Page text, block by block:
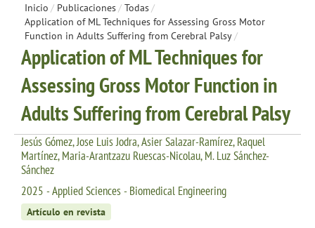
Inicio / Publicaciones/ Todas/
Application of ML Techniques for Assessing Gross Motor
Function in Adults Suffering from Cerebral Palsy/
Application of ML Techniques for
Assessing Gross Motor Function in
Adults Suffering from Cerebral Palsy
Jesús Gómez, Jose Luis Jodra, Asier Salazar-Ramírez, Raquel
Martínez, Maria-Arantzazu Ruescas-Nicolau, M. Luz Sánchez-
Sánchez
2025 - Applied Sciences - Biomedical Engineering
Artículo en revista